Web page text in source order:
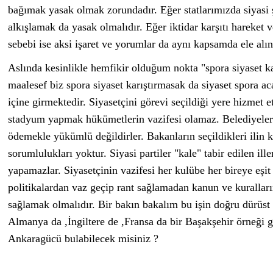
bağımak yasak olmak zorundadır. Eğer statlarımızda
alkışlamak da yasak olmalıdır. Eğer iktidar karşıtı
sebebi ise aksi işaret ve yorumlar da aynı kapsamda ele
Aslında kesinlikle hemfikir olduğum nokta "spora siyaset
maalesef biz spora siyaset karıştırmasak da siyaset spora
içine girmektedir. Siyasetçini görevi seçildiği yere hizmet
stadyum yapmak hükümetlerin vazifesi olamaz.
ödemekle yükümlü değildirler. Bakanların seçildikleri ilin
sorumlulukları yoktur. Siyasi partiler "kale" tabir edilen
yapamazlar. Siyasetçinin vazifesi her kulübe her bireye
politikalardan vaz geçip rant sağlamadan kanun ve
sağlamak olmalıdır. Bir bakın bakalım bu işin doğru dürüst
Almanya da ,İngiltere de ,Fransa da bir Başakşehir örneği
Ankaragücü bulabilecek misiniz ?